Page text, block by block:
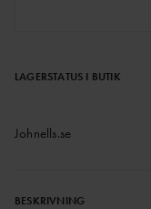
LAGERSTATUS I BUTIK
Johnells.se
BESKRIVNING